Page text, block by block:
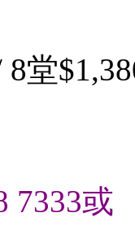
堂
7333或